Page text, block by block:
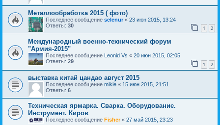
Металлообработка 2015 ( фото)
Последнее сообщение selenur « 23 июн 2015, 13:24
Ответы: 30 1 2
Международный военно-технический форум
"Армия-2015"
Последнее сообщение Leonid Vs « 20 июн 2015, 02:05
Ответы: 29 1 2
выставка китай цандао август 2015
Последнее сообщение mikle « 15 июн 2015, 21:51
Ответы: 6
Техническая ярмарка. Сварка. Оборудование.
Инструмент. Киров
Последнее сообщение Fisher« 27 май 2015, 23:23